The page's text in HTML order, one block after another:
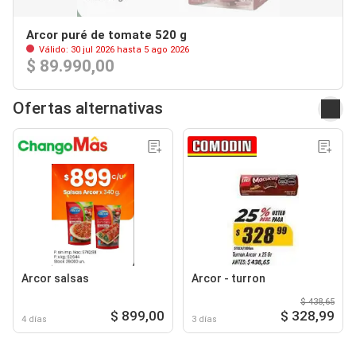
Arcor puré de tomate 520 g
Válido: 30 jul 2026 hasta 5 ago 2026
$ 89.990,00
Ofertas alternativas
Arcor salsas
4 días $ 899,00
Arcor - turron
3 días
$ 438,65
$ 328,99